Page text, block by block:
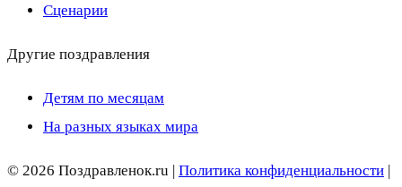
Сценарии
Другие поздравления
Детям по месяцам
На разных языках мира
© 2026 Поздравленок.ru | Политика конфиденциальности |